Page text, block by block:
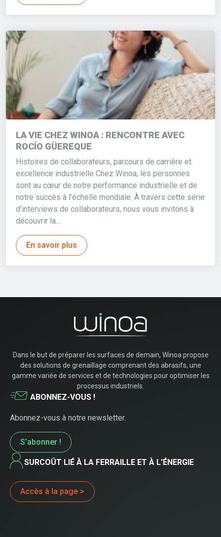
LA VIE CHEZ WINOA : RENCONTRE AVEC
ROCÍO GÜEREQUE
Histoires de collaborateurs, parcours de carrière et
excellence industrielle Chez Winoa, les personnes
sont au cœur de notre performance industrielle et de
notre succès à l’échelle mondiale. À travers cette série
d’interviews de collaborateurs, nous vous invitons à
découvrir la…
En savoir plus
Dans le but de préparer les surfaces de demain, Winoa propose
des solutions de grenaillage comprenant des abrasifs, une
gamme variée de services et de technologies pour optimiser les
processus industriels.
ABONNEZ-VOUS !
Abonnez-vous à notre newsletter.
S’abonner !
SURCOÛT LIÉ À LA FERRAILLE ET À L'ÉNERGIE
Accès à la page >